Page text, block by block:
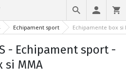
Echipament sport Echipamente box si
- Echipament sport -
si MMA